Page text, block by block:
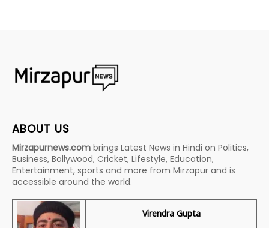
ABOUT US
Mirzapurnews.com brings Latest News in Hindi on Politics,
Business, Bollywood, Cricket, Lifestyle, Education,
Entertainment, sports and more from Mirzapur and is
accessible around the world.
Virendra Gupta